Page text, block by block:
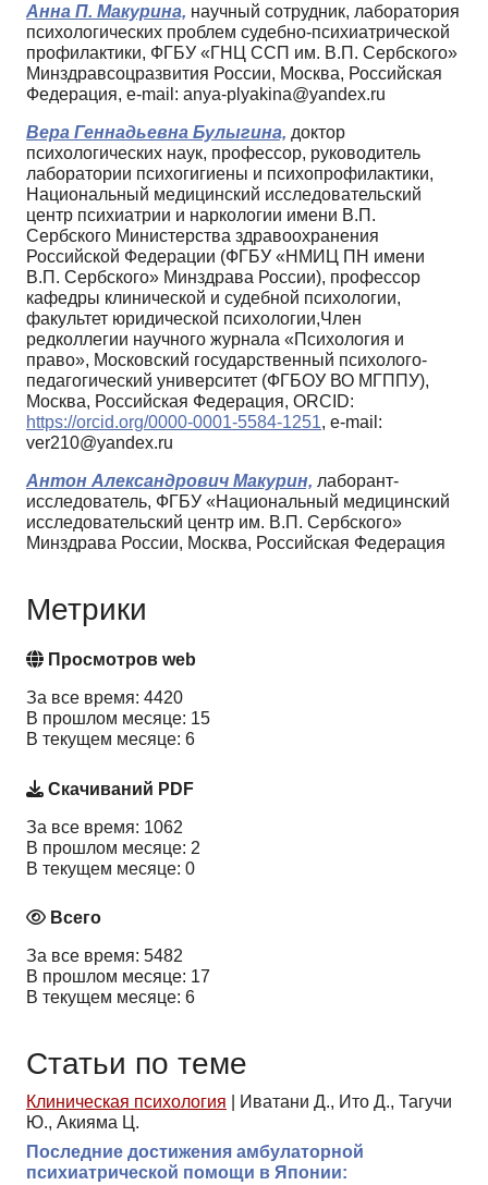
Анна П. Макурина, научный сотрудник, лаборатория
психологических проблем судебно-психиатрической
профилактики, ФГБУ «ГНЦ ССП им. В.П. Сербского»
Минздравсоцразвития России, Москва, Российская
Федерация, e-mail: anya-plyakina@yandex.ru
Вера Геннадьевна Булыгина, доктор
психологических наук, профессор, руководитель
лаборатории психогигиены и психопрофилактики,
Национальный медицинский исследовательский
центр психиатрии и наркологии имени В.П.
Сербского Министерства здравоохранения
Российской Федерации (ФГБУ «НМИЦ ПН имени
В.П. Сербского» Минздрава России), профессор
кафедры клинической и судебной психологии,
факультет юридической психологии,Член
редколлегии научного журнала «Психология и
право», Московский государственный психолого-
педагогический университет (ФГБОУ ВО МГППУ),
Москва, Российская Федерация, ORCID:
https://orcid.org/0000-0001-5584-1251, e-mail:
ver210@yandex.ru
Антон Александрович Макурин, лаборант-
исследователь, ФГБУ «Национальный медицинский
исследовательский центр им. В.П. Сербского»
Минздрава России, Москва, Российская Федерация
Метрики
Просмотров web
За все время: 4420
В прошлом месяце: 15
В текущем месяце: 6
Скачиваний PDF
За все время: 1062
В прошлом месяце: 2
В текущем месяце: 0
Всего
За все время: 5482
В прошлом месяце: 17
В текущем месяце: 6
Статьи по теме
Клиническая психология
Иватани Д., Ито Д., Тагучи
Ю., Акияма Ц.
Последние достижения амбулаторной
психиатрической помощи в Японии: